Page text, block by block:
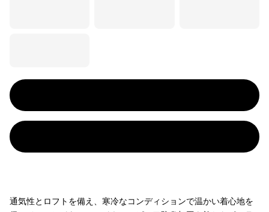
通気性とロフトを備え、寒冷なコンディションで温かい着心地を